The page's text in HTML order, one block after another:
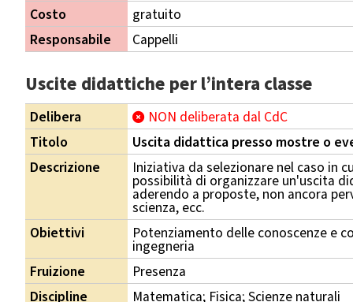
Costo
gratuito
Responsabile
Cappelli
Uscite didattiche per l’intera classe
Delibera
NON deliberata dal CdC
Titolo
Uscita didattica presso mostre o
Descrizione
Iniziativa da selezionare nel caso in
possibilità di organizzare un'uscita
aderendo a proposte, non ancora
scienza, ecc.
Obiettivi
Potenziamento delle conoscenze e
ingegneria
Fruizione
Presenza
Discipline
Matematica; Fisica; Scienze naturali